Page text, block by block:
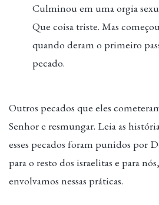
Culminou em uma orgia
Que coisa triste. Mas
quando deram o primeiro
pecado.
Outros pecados que eles
Senhor e resmungar. Leia as
esses pecados foram punidos por
para o resto dos israelitas e para
envolvamos nessas práticas.